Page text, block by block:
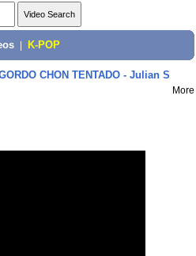
K-POP
CHON TENTADO - Julian S
More